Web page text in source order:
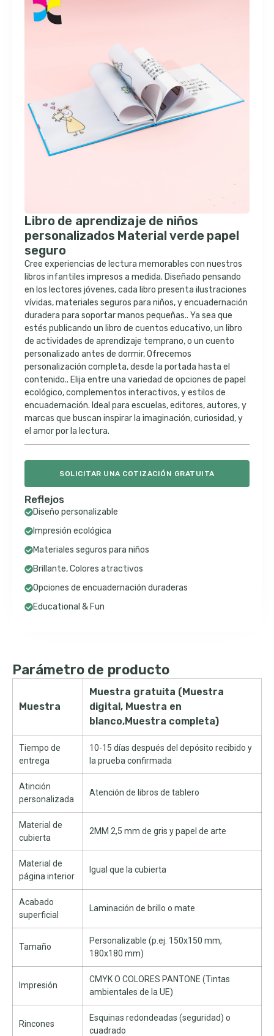
Libro de aprendizaje de niños
personalizados Material verde papel
seguro
Cree experiencias de lectura memorables con nuestros
libros infantiles impresos a medida. Diseñado pensando
en los lectores jóvenes, cada libro presenta ilustraciones
vívidas, materiales seguros para niños, y encuadernación
duradera para soportar manos pequeñas.. Ya sea que
estés publicando un libro de cuentos educativo, un libro
de actividades de aprendizaje temprano, o un cuento
personalizado antes de dormir, Ofrecemos
personalización completa, desde la portada hasta el
contenido.. Elija entre una variedad de opciones de papel
ecológico, complementos interactivos, y estilos de
encuadernación. Ideal para escuelas, editores, autores, y
marcas que buscan inspirar la imaginación, curiosidad, y
el amor por la lectura.
SOLICITAR UNA COTIZACIÓN GRATUITA
Reflejos
Diseño personalizable
Impresión ecológica
Materiales seguros para niños
Brillante, Colores atractivos
Opciones de encuadernación duraderas
Educational & Fun
Parámetro de producto
Muestra
Muestra gratuita (Muestra
digital, Muestra en
blanco,Muestra completa)
Tiempo de
entrega
10-15 días después del depósito recibido y
la prueba confirmada
Atinción
personalizada
Atención de libros de tablero
Material de
cubierta
2MM 2,5 mm de gris y papel de arte
Material de
página interior
Igual que la cubierta
Acabado
superficial
Laminación de brillo o mate
Tamaño
Personalizable (p.ej. 150x150 mm,
180x180 mm)
Impresión
CMYK O COLORES PANTONE (Tintas
ambientales de la UE)
Rincones
Esquinas redondeadas (seguridad) o
cuadrado